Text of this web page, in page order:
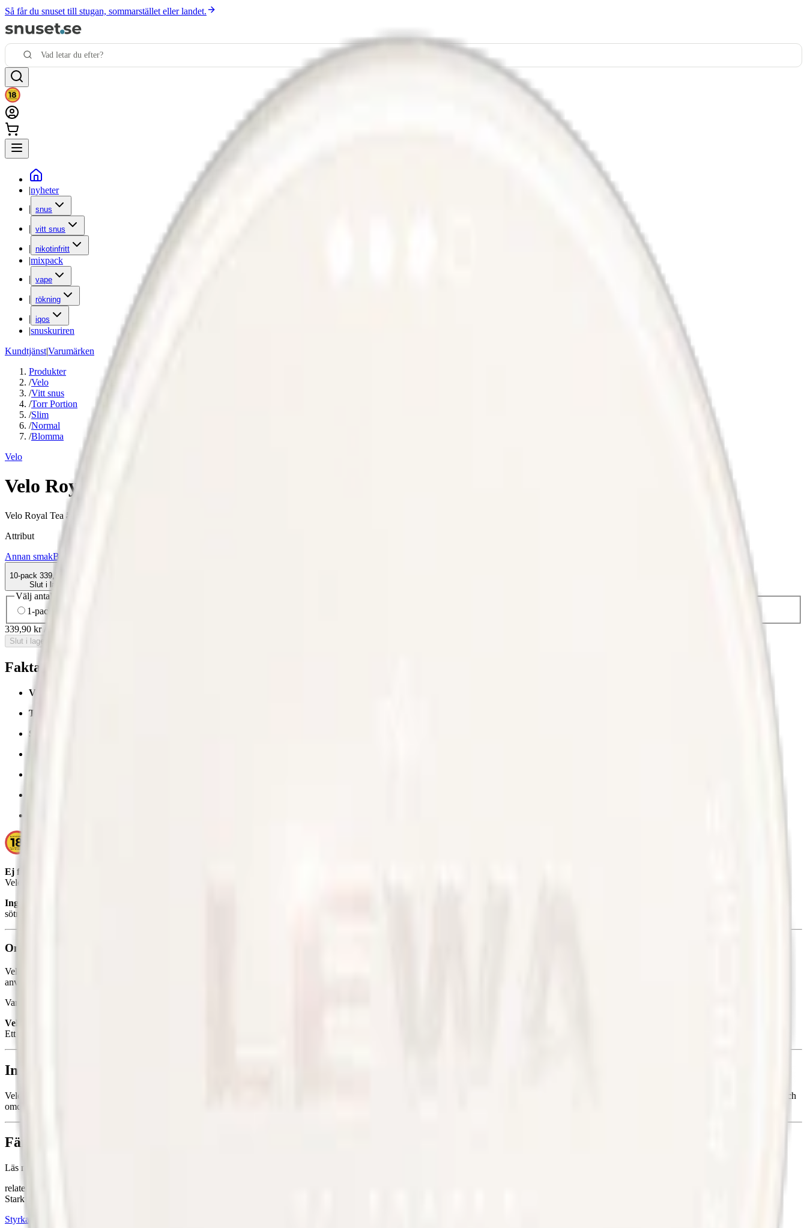
Så får du snuset till stugan, sommarstället eller landet.
|nyheter
| snus
| vitt snus
| nikotinfritt
|mixpack
| vape
| rökning
| iqos
|snuskuriren
Kundtjänst|Varumärken
Produkter
/Velo
/Vitt snus
/Torr Portion
/Slim
/Normal
/Blomma
Velo
Velo Royal Tea
Velo Royal Tea är en vitt snus utan tobak med en mild smak av svart te och normal styrka. 21 prillor per dosa. OBS! Royal Tea har tyvärr utgått. Se ytterligare information nedan.
Attribut
Annan smakBlomma
10-pack 339,90 kr
Slut i lager
Välj antal dosor
1-pack
339,90 kr /
Slut i lager
Fakta om Velo Royal Tea Vitt Snus
Varumärke:
Tillverkare:
Snustyp:
Ej för personer under 18 år.
Velo Royal Tea innehåller nikotin som är ett mycket beroendeframkallande ämne.
Ingredienser:
sötningsmedel (E950, acesulfam k).
Om Velo Royal Tea
Velo Royal Tea med blommig smak av svart te i en slim nikotinpåse. Royal Tea från Velo är ett tobaksfritt snus har en normal fuktighet med en torrare yta, vilket ger en ihållande upplevelse under hela
användning.
Varje prilla väger 0,7 gram och innehåller 6 milligram nikotin, vilket ger en nikotininnehåll på 0,86 %. En prilla med normal styrka.
Velo Royal Tea Slim tillverkas inte längre av
Ett alternativ med ett lägre nikotininnehåll och smak av te är: Vid Sweet Tea Mild
Information om varumärket Velo
Velo är ett tobaksfritt vitt snus. Velo med ett omfattande utbud av smaker som Velo Zesty Elderflower och Velo Winter Chill. Totalt finns 37 varianter av
från Velo i Sverige. Lanserat som Lyft 2017 och
omdöpt till Velo 2022, fortsätter märket att erbjuda innovativt tobaksfritt snus.
Färskt vitt snus
Läs mer om hur du förvarar Velo Royal Tea:
relaterade produkter
Stark
Styrka Stark · Slim